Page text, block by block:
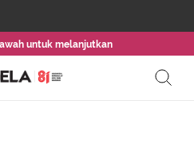
untuk melanjutkan